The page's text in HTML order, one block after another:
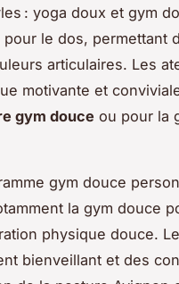
: yoga doux et gym
le dos, permettant
articulaires. Les
motivante et
gym douce ou pour la
gym douce
la gym douce
physique douce.
bienveillant et des